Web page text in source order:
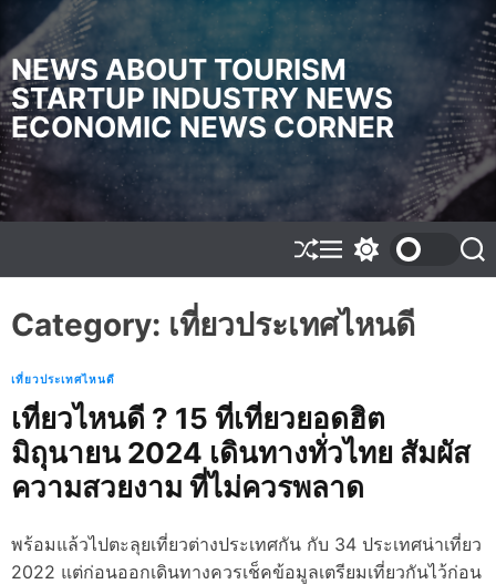
i
p
t
o
c
o
n
n
NEWS ABOUT TOURISM
STARTUP INDUSTRY NEWS
ECONOMIC NEWS CORNER
S
h
f
f
M
e
u
w
t
c
l
o
r
m
o
d
S
e
Category: เที่ยวประเทศไหนดี
เที่ยวประเทศไหนดี
เที่ยวไหนดี ? 15 ที่เที่ยวยอดฮิต
มิถุนายน 2024 เดินทางทั่วไทย สัมผัส
ความสวยงาม ที่ไม่ควรพลาด
พร้อมแล้วไปตะลุยเที่ยวต่างประเทศกัน กับ 34 ประเทศน่าเที่ยว
2022 แต่ก่อนออกเดินทางควรเช็คข้อมูลเตรียมเที่ยวกันไว้ก่อน